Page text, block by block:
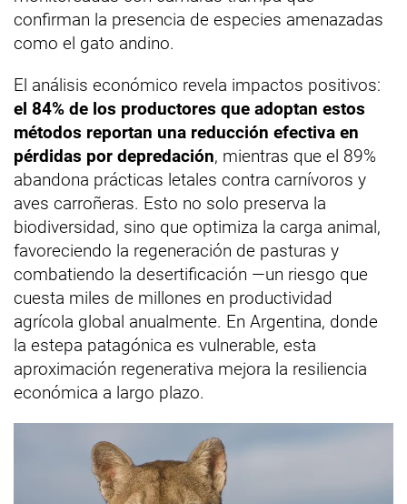
confirman la presencia de especies amenazadas
como el gato andino.
El análisis económico revela impactos positivos:
el 84% de los productores que adoptan estos
métodos reportan una reducción efectiva en
pérdidas por depredación, mientras que el 89%
abandona prácticas letales contra carnívoros y
aves carroñeras. Esto no solo preserva la
biodiversidad, sino que optimiza la carga animal,
favoreciendo la regeneración de pasturas y
combatiendo la desertificación —un riesgo que
cuesta miles de millones en productividad
agrícola global anualmente. En Argentina, donde
la estepa patagónica es vulnerable, esta
aproximación regenerativa mejora la resiliencia
económica a largo plazo.